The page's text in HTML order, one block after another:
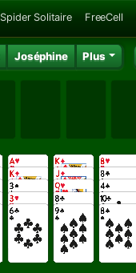
Spider Solitaire FreeCell
Joséphine Plus